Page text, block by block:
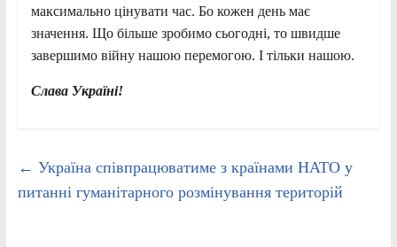
максимально цінувати час. Бо кожен день має
значення. Що більше зробимо сьогодні, то швидше
завершимо війну нашою перемогою. І тільки нашою.
Слава Україні!
← Україна співпрацюватиме з країнами НАТО у
питанні гуманітарного розмінування територій